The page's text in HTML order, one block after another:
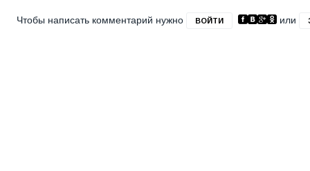
Чтобы написать комментарий нужно ВОЙТИ или